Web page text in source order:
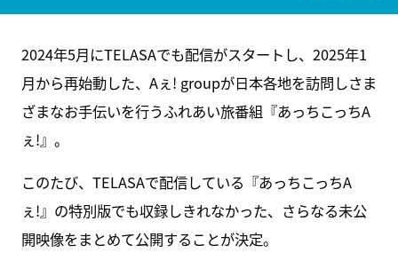
2024年5月にTELASAでも配信がスタートし、2025年1
月から再始動した、Aぇ! groupが日本各地を訪問しさま
ざまなお手伝いを行うふれあい旅番組『あっちこっちA
ぇ!』。
このたび、TELASAで配信している『あっちこっちA
ぇ!』の特別版でも収録しきれなかった、さらなる未公
開映像をまとめて公開することが決定。